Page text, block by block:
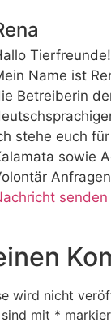
Tierfreunde!
Name ist
Betreiberin
stehe euch
sowie
senden
wird nicht
mit *